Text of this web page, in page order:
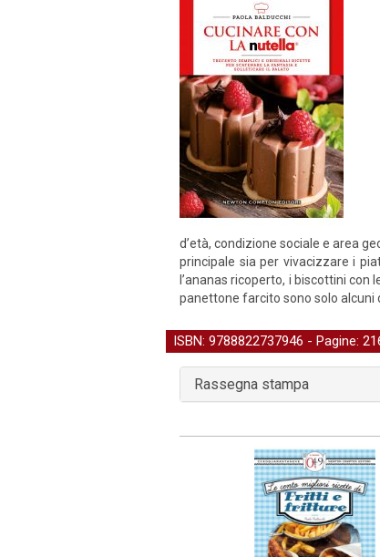
d’età, condizione sociale e area
principale sia per vivacizzare i
l’ananas ricoperto, i biscottini
panettone farcito sono solo alcuni
ISBN: 9788822737946 - Pagine:
Rassegna stampa